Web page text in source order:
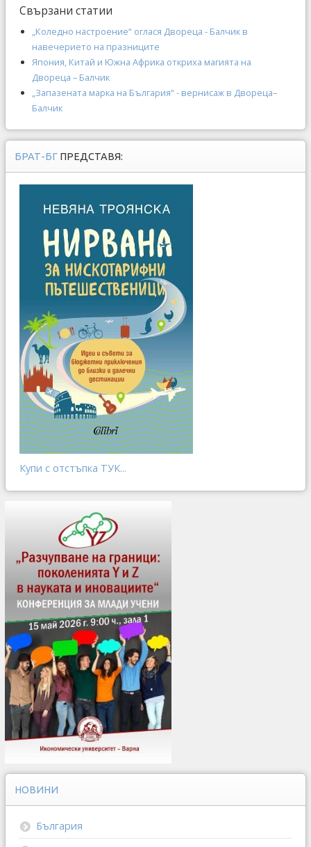
Свързани статии
„Коледно настроение“ оглася Двореца - Балчик в
навечерието на празниците
Япония, Китай и Южна Африка откриха магията на
Двореца – Балчик
„Запазената марка на България“ - вернисаж в Двореца–
Балчик
БРАТ-БГ ПРЕДСТАВЯ:
Купи с отстъпка ТУК...
НОВИНИ
България